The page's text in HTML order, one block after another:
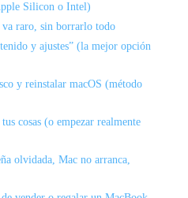
Silicon o Intel)
raro, sin borrarlo todo
y ajustes” (la mejor opción
y reinstalar macOS (método
cosas (o empezar realmente
olvidada, Mac no arranca,